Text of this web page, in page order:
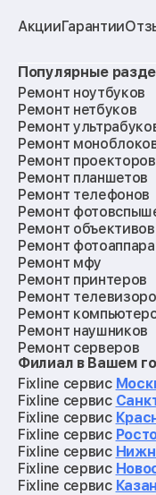
АкцииГарантии
Популярные
Ремонт ноутбуков
Ремонт нетбуков
Ремонт
Ремонт
Ремонт проекторов
Ремонт планшетов
Ремонт телефонов
Ремонт
Ремонт объективов
Ремонт
Ремонт мфу
Ремонт принтеров
Ремонт
Ремонт
Ремонт наушников
Ремонт серверов
Ремонт мониторов
Ремонт
Ремонт
Ремонт
Ремонт видеокарт
Ремонт кофемашин
Ремонт vr систем
Ремонт игровых
Филиал в Вашем
Fixline сервис
Fixline сервис
Fixline сервис
Fixline сервис
Fixline сервис
Fixline сервис
Fixline сервис